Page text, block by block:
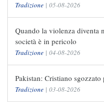
Tradizione | 05-08-2026
Quando la violenza diventa
società è in pericolo
Tradizione | 04-08-2026
Pakistan: Cristiano sgozzato
Tradizione | 03-08-2026